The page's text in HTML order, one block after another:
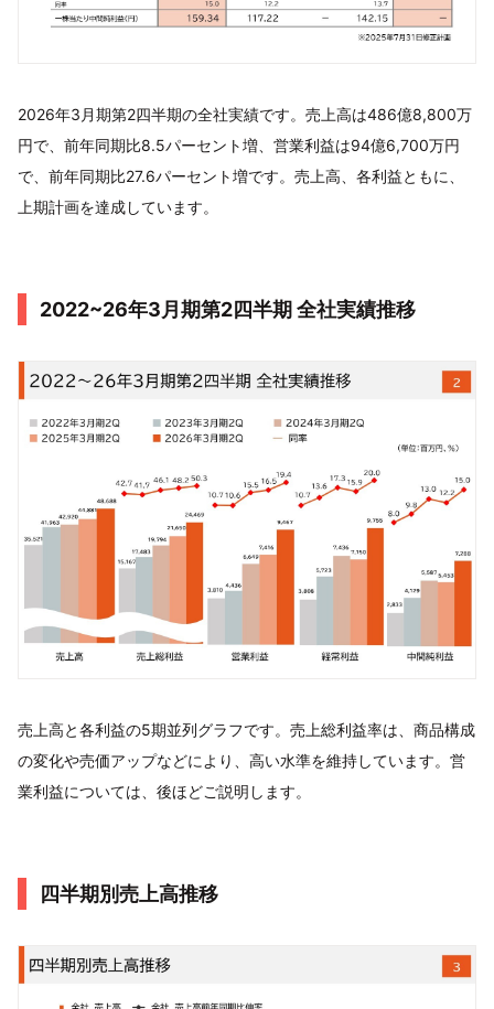
2026年3月期第2四半期の全社実績です。売上高は486億8,800万
円で、前年同期比8.5パーセント増、営業利益は94億6,700万円
で、前年同期比27.6パーセント増です。売上高、各利益ともに、
上期計画を達成しています。
2022~26年3月期第2四半期 全社実績推移
売上高と各利益の5期並列グラフです。売上総利益率は、商品構成
の変化や売価アップなどにより、高い水準を維持しています。営
業利益については、後ほどご説明します。
四半期別売上高推移